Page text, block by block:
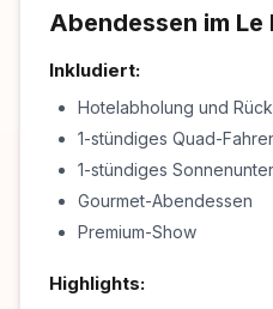
Abendessen im Le
Inkludiert:
Hotelabholung und
1-stündiges Quad-
1-stündiges
Gourmet-Abendessen
Premium-Show
Highlights: